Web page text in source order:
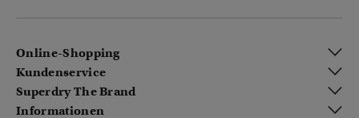
Online-Shopping
Kundenservice
Superdry The Brand
Informationen